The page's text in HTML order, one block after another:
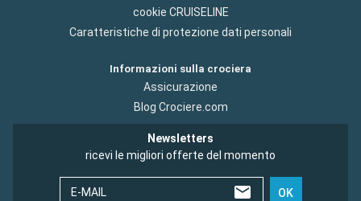
cookie CRUISELINE
Caratteristiche di protezione dati personali
Informazioni sulla crociera
Assicurazione
Blog Crociere.com
Newsletters
ricevi le migliori offerte del momento
E-MAIL OK